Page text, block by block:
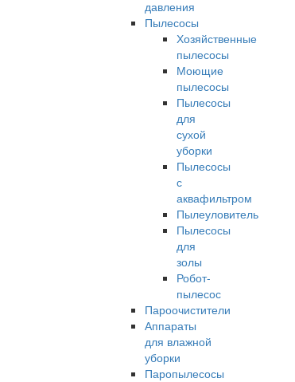
давления
Пылесосы
Хозяйственные
пылесосы
Моющие
пылесосы
Пылесосы
для
сухой
уборки
Пылесосы
с
аквафильтром
Пылеуловитель
Пылесосы
для
золы
Робот-
пылесос
Пароочистители
Аппараты
для влажной
уборки
Паропылесосы